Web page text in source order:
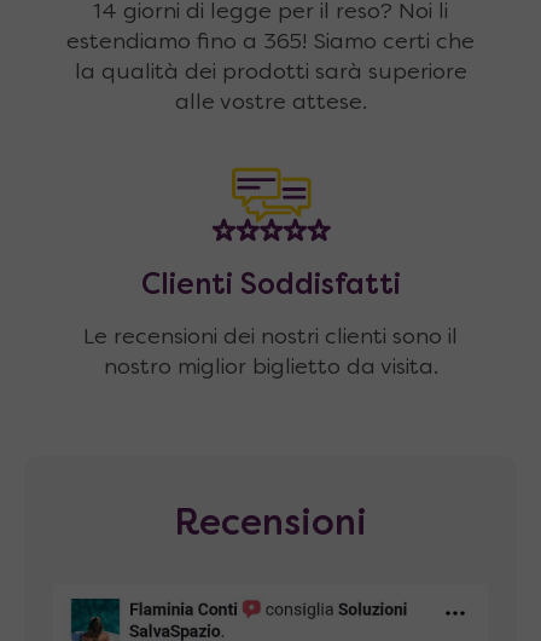
14 giorni di legge per il reso? Noi li
estendiamo fino a 365! Siamo certi che
la qualità dei prodotti sarà superiore
alle vostre attese.
Clienti Soddisfatti
Le recensioni dei nostri clienti sono il
nostro miglior biglietto da visita.
Recensioni